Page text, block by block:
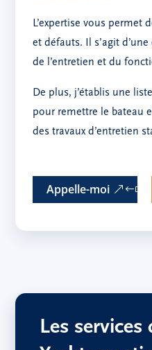
L’expertise vous permet
et défauts. Il s’agit
de l’entretien et du
De plus, j’établis une
pour remettre le bateau
des travaux d’entretien
Appelle-moi
Les services